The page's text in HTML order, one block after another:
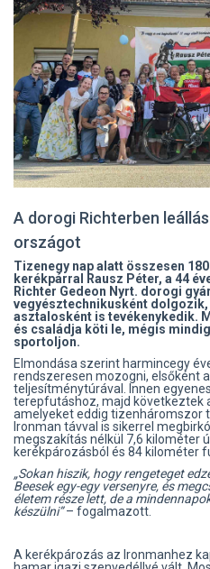
A dorogi Richterben
országot
Tizenegy nap alatt összesen
kerékpárral Rausz Péter, a 44
Richter Gedeon Nyrt. dorogi
vegyésztechnikusként
asztalosként is tevékenykedik.
és családja köti le, mégis
sportoljon.
Elmondása szerint harmincegy
rendszeresen mozogni, elsőként
teljesítménytúrával. Innen
terepfutáshoz, majd következtek
amelyeket eddig tizenháromszor
Ironman távval is sikerrel
megszakítás nélkül 7,6 kilométer
kerékpározásból és 84 kilométer
„Sokan hiszik, hogy rengeteget
Beesek egy-egy versenyre, és
életem része lett, de a
készülni”– fogalmazott.
A kerékpározás az Ironmanhez